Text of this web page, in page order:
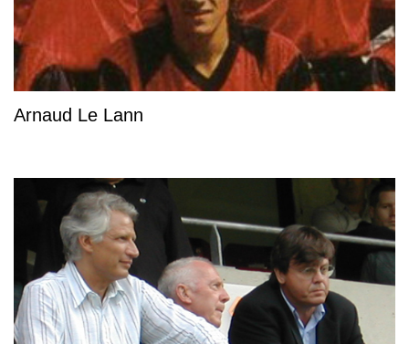
Arnaud Le Lann